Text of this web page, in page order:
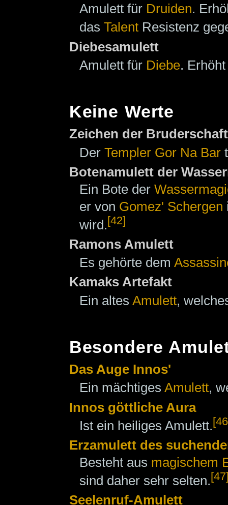
Amulett für Druiden.
das Talent Resistenz
Diebesamulett
Amulett für Diebe.
Keine Werte
Zeichen der Bruderschaft
Der Templer Gor Na Bar
Botenamulett der
Ein Bote der
er von Gomez' Schergen
wird.[42]
Ramons Amulett
Es gehörte dem
Kamaks Artefakt
Ein altes Amulett,
Besondere
Das Auge Innos'
Ein mächtiges Amulett,
Innos göttliche Aura
Ist ein heiliges Amulett.
Erzamulett des
Besteht aus magischem
sind daher sehr selten.
Seelenruf-Amulett